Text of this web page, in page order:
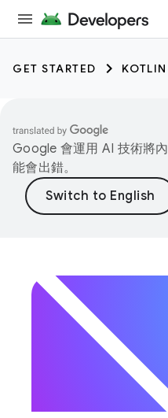
GET STARTED KOTLIN
Google 會運用 AI 技術將
能會出錯。